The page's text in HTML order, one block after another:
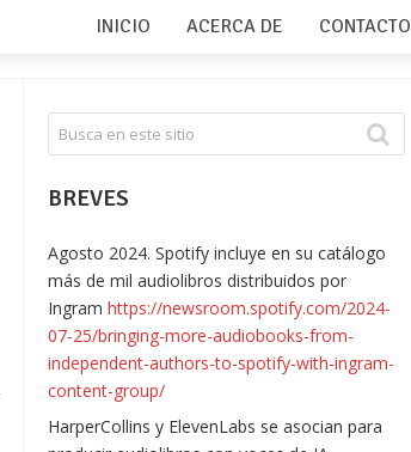
INICIO ACERCA DE CONTACTO
BREVES
Agosto 2024. Spotify incluye en su catálogo
más de mil audiolibros distribuidos por
Ingramhttps://newsroom.spotify.com/2024-
07-25/bringing-more-audiobooks-from-
independent-authors-to-spotify-with-ingram-
content-group/
HarperCollins y ElevenLabs se asocian para